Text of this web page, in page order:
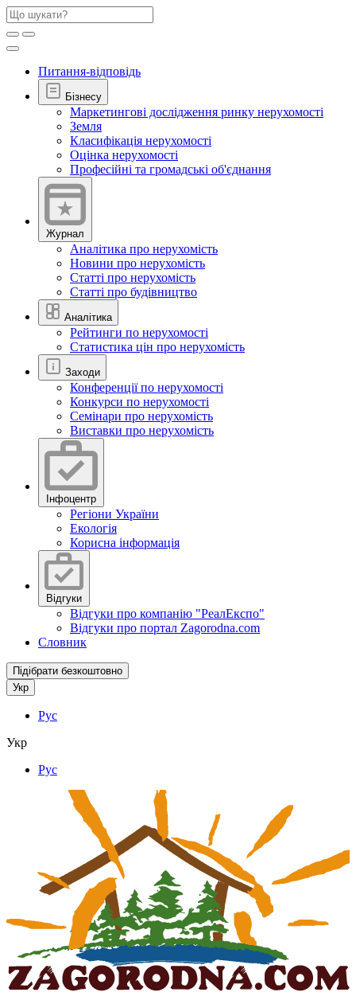
Питання-відповідь
Бізнесу
Маркетингові дослідження ринку нерухомості
Земля
Класифікація нерухомості
Оцінка нерухомості
Професійні та громадські об'єднання
Журнал
Аналітика про нерухомість
Новини про нерухомість
Статті про нерухомість
Статті про будівництво
Аналітика
Рейтинги по нерухомості
Статистика цін про нерухомість
Заходи
Конференції по нерухомості
Конкурси по нерухомості
Семінари про нерухомість
Виставки про нерухомість
Інфоцентр
Регіони України
Екологія
Корисна інформація
Відгуки
Відгуки про компанію "РеалЕкспо"
Відгуки про портал Zagorodna.com
Словник
Підібрати безкоштовно
Укр
Рус
Укр
Рус